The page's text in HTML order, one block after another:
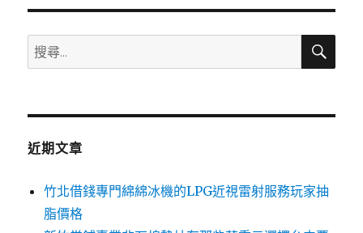
搜
尋
鍵
搜
近期文章
竹北借錢專門綿綿冰機的LPG近視雷射服務玩家抽
脂價格